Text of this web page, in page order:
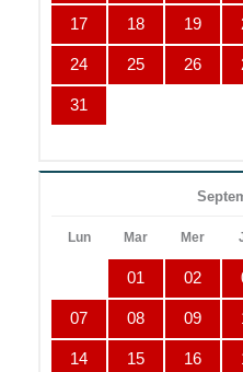
17 18 19
24 25 26
31
Lun Mar Mer
01 02
07 08 09
14 15 16